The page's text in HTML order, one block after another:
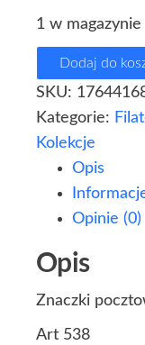
1 w magazynie
Dodaj do
SKU:
Kategorie:
Kolekcje
Opis
Opinie (0)
Opis
Znaczki
Art 538